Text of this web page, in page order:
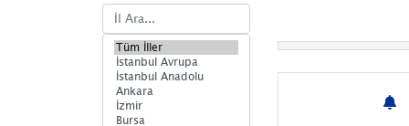
Body Kit
Kapı Sacı
Arma & Yazı
Dış Ayna Camları